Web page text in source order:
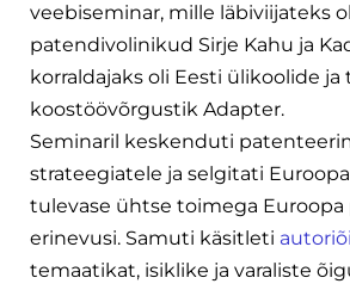
veebiseminar, mille läbiviijateks
patendivolinikud Sirje Kahu ja
korraldajaks oli Eesti ülikoolide
koostöövõrgustik Adapter.
Seminaril keskenduti
strateegiatele ja selgitati
tulevase ühtse toimega
erinevusi. Samuti käsitleti
temaatikat, isiklike ja varaliste